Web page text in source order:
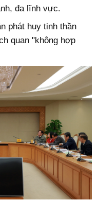
đa lĩnh vực.
phát huy tinh thần
quan "không hợp